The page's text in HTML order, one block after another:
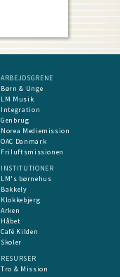
ARBEJDSGRENE
Børn & Unge
LM Musik
Integration
Genbrug
Norea Mediemission
OAC Danmark
Friluftsmissionen
INSTITUTIONER
LM's børnehus
Bakkely
Klokkebjerg
Arken
Håbet
Café Kilden
Skoler
RESURSER
Tro & Mission